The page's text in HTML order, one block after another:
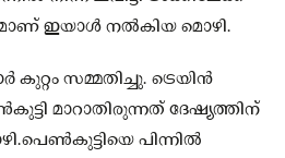
ഇയാൾ നൽകിയ മൊഴി.
സമ്മതിച്ചു. ട്രെയിൻ
മാറാതിരുന്നത് ദേഷ്യത്തിന്
പിന്നിൽ